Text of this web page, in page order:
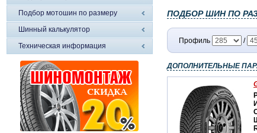
Подбор мотошин по размеру
Шинный калькулятор
Техническая информация
ПОДБОР ШИН ПО
Профиль /
ДОПОЛНИТЕЛЬНЫЕ